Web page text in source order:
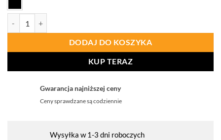
DODAJ DO KOSZYKA
KUP TERAZ
Gwarancja najniższej ceny
Ceny sprawdzane są codziennie
Wysyłka w 1-3 dni roboczych